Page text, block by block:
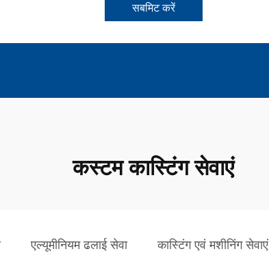
सबमिट करें
कस्टम कास्टिंग सेवाएं
एल्यूमीनियम ढलाई सेवा कास्टिंग एवं मशीनिंग सेवाएं